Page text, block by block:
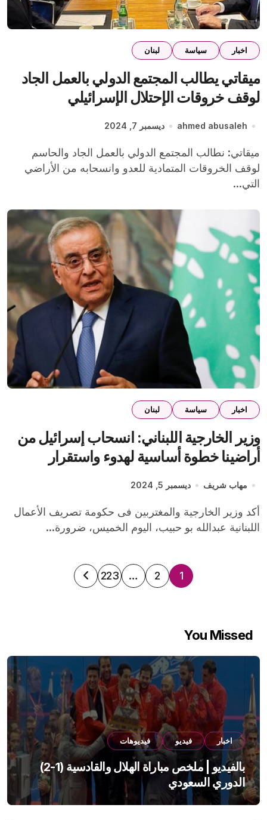
اخبار سياسة لبنان
ميقاتي يطالب المجتمع الدولي بالعمل الجاد
لوقف خروقات الإحتلال الإسرائيلي
ahmed abusaleh ديسمبر 7, 2024
ميقاتي: نطالب المجتمع الدولي بالعمل الجاد والحاسم
لوقف الخروقات المتمادية للعدو وانسحابه من الأراضي
التي...
اخبار سياسة لبنان
وزير الخارجية اللبناني: انسحاب إسرائيل من
أراضينا خطوة أساسية لهدوء واستقرار
مهاب شريف ديسمبر 5, 2024
أكد وزير الخارجية والمغتربين فى حكومة تصريف الأعمال
اللبنانية عبدالله بو حبيب، اليوم الخميس، ضرورة...
تعدد
المقالات
1
2
…
223
You Missed
اخبار فيديو فيديوهات
بالفيديو | ملخص مباراة الهلال والقادسية (1-2)
الدوري السعودي